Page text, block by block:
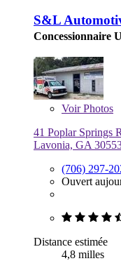
S&L
Concessionnaire
VoirPhotos
41 Poplar Springs
Lavonia, GA
(706) 297-
Ouvert
Distance estimée
4,8 milles